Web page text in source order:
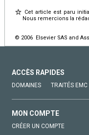
Cet article est paru
Nous remercions la
© 2006 Elsevier SAS and
ACCÈS RAPIDES
DOMAINES TRAITÉS EMC
MON COMPTE
CRÉER UN COMPTE